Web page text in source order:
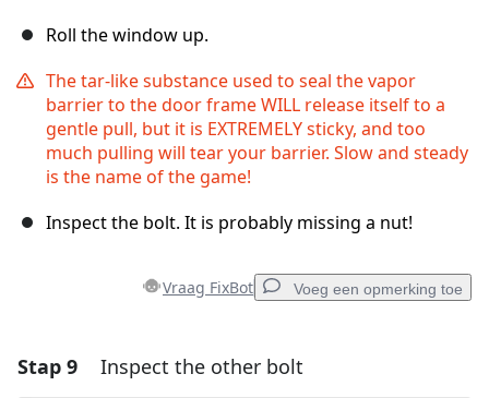
Roll the window up.
The tar-like substance used to seal the vapor
barrier to the door frame WILL release itself to a
gentle pull, but it is EXTREMELY sticky, and too
much pulling will tear your barrier. Slow and steady
is the name of the game!
Inspect the bolt. It is probably missing a nut!
Vraag FixBot Voeg een opmerking toe
Voeg een opmerking toe
Stap 9 Inspect the other bolt